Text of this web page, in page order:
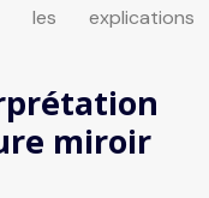
les explications
miroir